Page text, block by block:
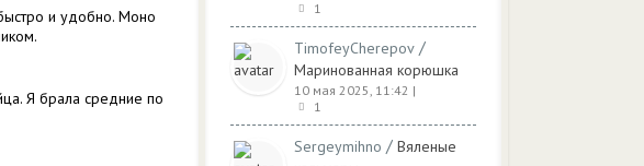
и удобно. Моно
Я брала средние по
1
TimofeyCherepov /
Маринованная корюшка
10 мая 2025, 11:42 |
1
Sergeymihno / Вяленые